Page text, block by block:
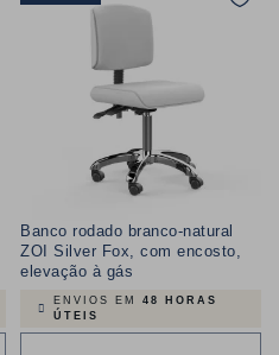
Banco rodado branco-natural
ZOI Silver Fox, com encosto,
elevação à gás
ENVIOS EM 48 HORAS
ÚTEIS